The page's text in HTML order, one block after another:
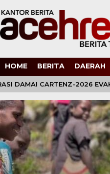
HOME BERITA DAERAH
DAMAI CARTENZ-2026